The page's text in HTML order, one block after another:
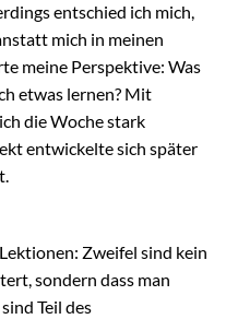
entschied ich mich,
mich in meinen
meine Perspektive: Was
etwas lernen? Mit
die Woche stark
entwickelte sich später
Zweifel sind kein
sondern dass man
Teil des